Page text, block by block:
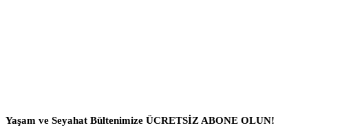
Yaşam ve Seyahat Bültenimize ÜCRETSİZ ABONE OLUN!